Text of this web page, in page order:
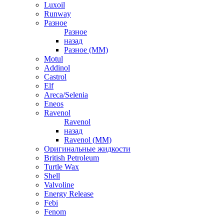
Luxoil
Runway
Разное
Разное
назад
Разное (ММ)
Motul
Addinol
Castrol
Elf
Areca/Selenia
Eneos
Ravenol
Ravenol
назад
Ravenol (ММ)
Оригинальные жидкости
British Petroleum
Turtle Wax
Shell
Valvoline
Energy Release
Febi
Fenom